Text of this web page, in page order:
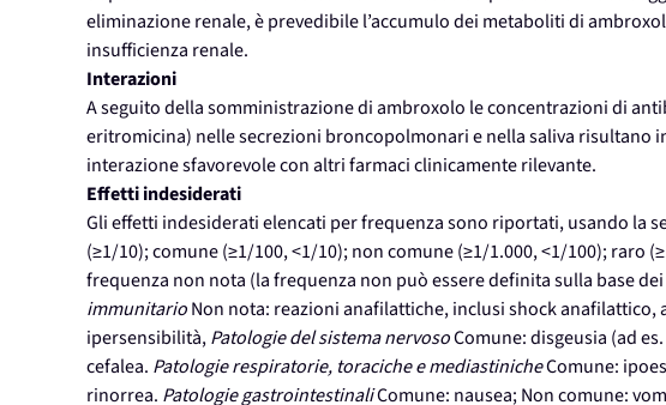
eliminazione renale, è prevedibile l’accumulo dei metaboliti di
insufficienza renale.
Interazioni
A seguito della somministrazione di ambroxolo le concentrazioni di
eritromicina) nelle secrezioni broncopolmonari e nella saliva risultano
interazione sfavorevole con altri farmaci clinicamente rilevante.
Effetti indesiderati
Gli effetti indesiderati elencati per frequenza sono riportati, usando la
(≥1/10); comune (≥1/100, <1/10); non comune (≥1/1.000, <1/100); raro
frequenza non nota (la frequenza non può essere definita sulla base
immunitarioNon nota: reazioni anafilattiche, inclusi shock
ipersensibilità,Patologie del sistema nervosoComune: disgeusia (ad
cefalea. Patologie respiratorie, toraciche e mediastinicheComune:
rinorrea. Patologie gastrointestinaliComune: nausea; Non comune: